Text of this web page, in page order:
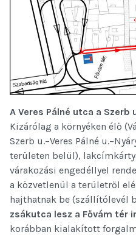
A Veres Pálné utca a
Kizárólag a környéken élő
Szerb u.–Veres Pálné
területen belül),
várakozási engedéllyel
a közvetlenül a területről
hajthatnak be (szállítólevél
zsákutca lesz a Fővám tér
korábban kialakított